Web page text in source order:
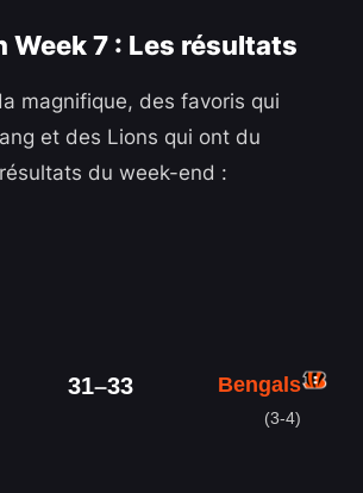
Week 7 : Les résultats
magnifique, des favoris qui
et des Lions qui ont du
du week-end :
31–33 Bengals
(3-4)